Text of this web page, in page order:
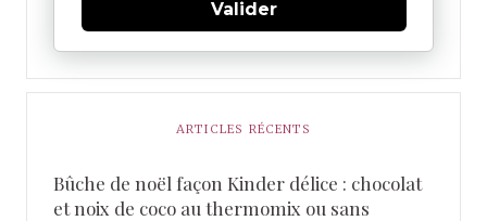
Valider
ARTICLES RÉCENTS
Bûche de noël façon Kinder délice : chocolat
et noix de coco au thermomix ou sans